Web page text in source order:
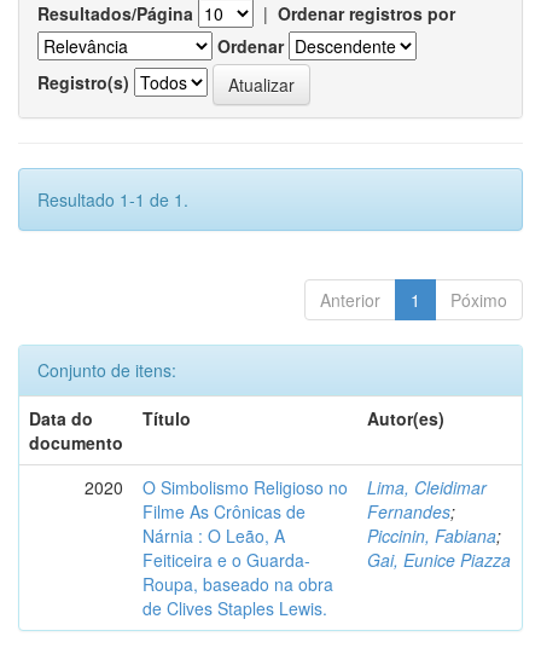
Resultados/Página | Ordenar registros por
Ordenar
Registro(s)
Resultado 1-1 de 1.
Anterior 1 Póximo
Conjunto de itens:
Data do
documento
Título Autor(es)
2020
O Simbolismo Religioso no
Filme As Crônicas de
Nárnia : O Leão, A
Feiticeira e o Guarda-
Roupa, baseado na obra
de Clives Staples Lewis.
Lima, Cleidimar
Fernandes;
Piccinin, Fabiana;
Gai, Eunice Piazza